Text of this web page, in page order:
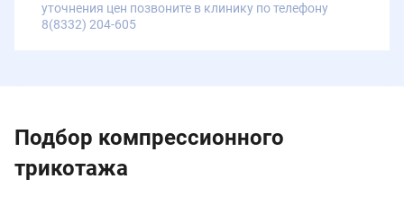
уточнения цен позвоните в клинику по телефону
8(8332) 204-605
Подбор компрессионного
трикотажа